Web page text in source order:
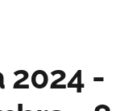
2024 -